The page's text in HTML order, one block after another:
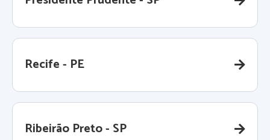
Recife - PE
Ribeirão Preto - SP